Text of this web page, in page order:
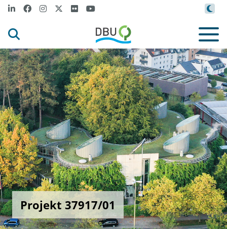
Projekt 37917/01